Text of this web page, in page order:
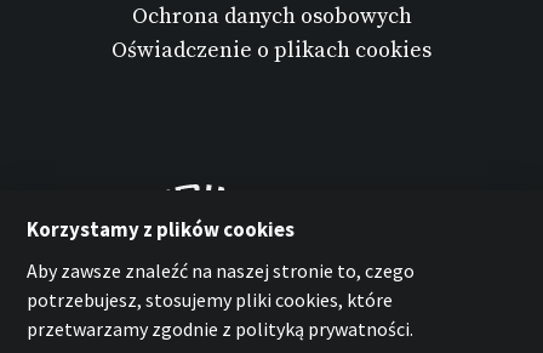
Ochrona danych osobowych
Oświadczenie o plikach cookies
Korzystamy z plików cookies
Aby zawsze znaleźć na naszej stronie to, czego
potrzebujesz, stosujemy pliki cookies, które
przetwarzamy zgodnie z polityką prywatności.